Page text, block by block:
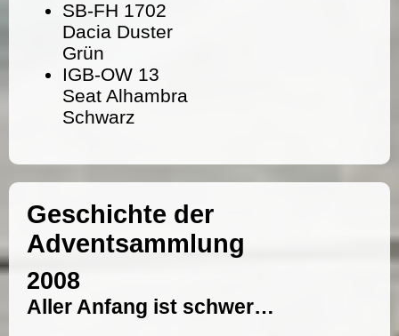
SB-FH 1702
Dacia Duster
Grün
IGB-OW 13
Seat Alhambra
Schwarz
Geschichte der
Adventsammlung
2008
Aller Anfang ist schwer…